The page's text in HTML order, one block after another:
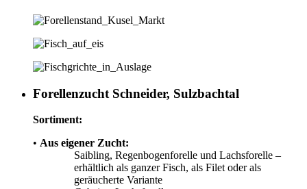
Forellenzucht Schneider, Sulzbachtal
Sortiment:
• Aus eigener Zucht:
Saibling, Regenbogenforelle und Lachsforelle –
erhältlich als ganzer Fisch, als Filet oder als
geräucherte Variante